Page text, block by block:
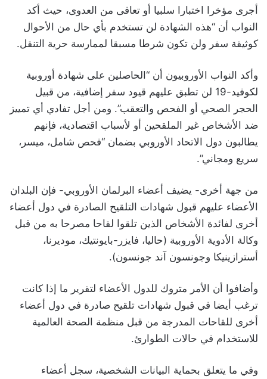
أجرى مؤخرا اختبارا سلبيا أو تعافى من العدوى، حيث أكد
النواب أن “هذه الشهادة لن تستخدم بأي حال من الأحوال
كوثيقة سفر ولن تكون شرطا مسبقا لممارسة حرية التنقل.
وأكد النواب الأوروبيون أن “الحاصلين على شهادة أوروبية
لكوفيد-19 لن تطبق عليهم قيود سفر إضافية، من قبيل
الحجر الصحي أو الفحص والتعقب”. ومن أجل تفادي أي تمييز
ضد الأشخاص غير الملقحين أو لأسباب اقتصادية، فإنهم
يطالبون دول الاتحاد الأوروبي بضمان “فحص شامل، ميسر،
سريع ومجاني”.
من جهة أخرى- يضيف أعضاء البرلمان الأوروبي- فإن البلدان
الأعضاء عليهم قبول شهادات التلقيح الصادرة في دول أعضاء
أخرى لفائدة الأشخاص الذين تلقوا لقاحا مصرحا به من قبل
وكالة الأدوية الأوروبية (حاليا، فايزر-بايونتيك، موديرنا،
أسترازينيكا وجونسون آند جونسون).
وأضافوا أن الأمر متروك للدول الأعضاء لتقرير ما إذا كانت
ترغب أيضا في قبول شهادات تلقيح صادرة في دول أعضاء
أخرى للقاحات المدرجة من قبل منظمة الصحة العالمية
للاستخدام في حالات الطوارئ.
وفي ما يتعلق بحماية البيانات الشخصية، سجل أعضاء